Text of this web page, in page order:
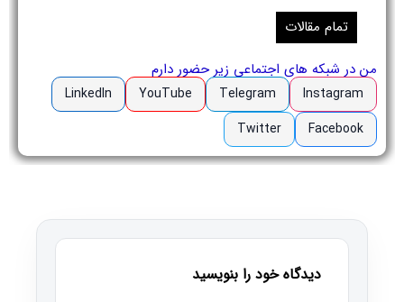
تمام مقالات
من در شبکه های اجتماعی زیر حضور دارم
Instagram
Telegram
YouTube
LinkedIn
Facebook
Twitter
دیدگاه خود را بنویسید